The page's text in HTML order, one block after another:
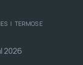
| TERMOS E
2026